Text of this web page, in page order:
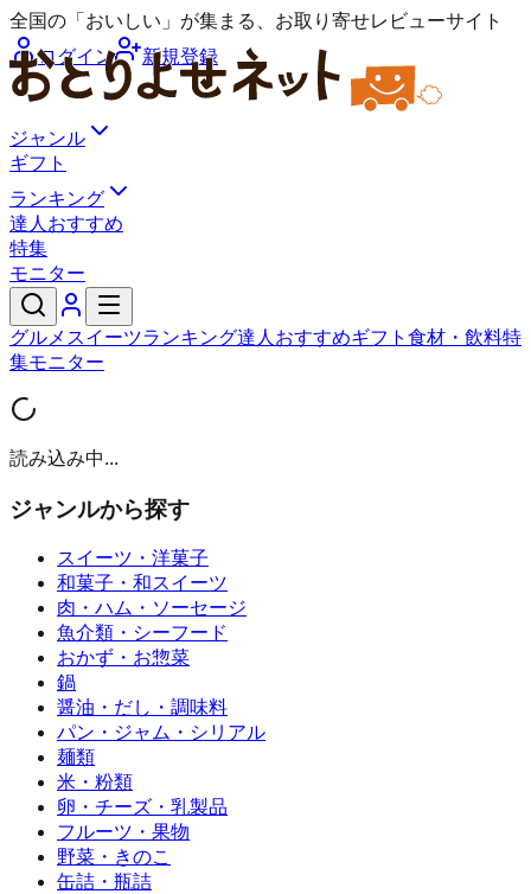
全国の「おいしい」が集まる、お取り寄せレビューサイト
ログイン
新規登録
ジャンル
ギフト
ランキング
達人おすすめ
特集
モニター
グルメ スイーツランキング達人おすすめギフト 食材・飲料特
集モニター
読み込み中...
ジャンルから探す
スイーツ・洋菓子
和菓子・和スイーツ
肉・ハム・ソーセージ
魚介類・シーフード
おかず・お惣菜
鍋
醤油・だし・調味料
パン・ジャム・シリアル
麺類
米・粉類
卵・チーズ・乳製品
フルーツ・果物
野菜・きのこ
缶詰・瓶詰